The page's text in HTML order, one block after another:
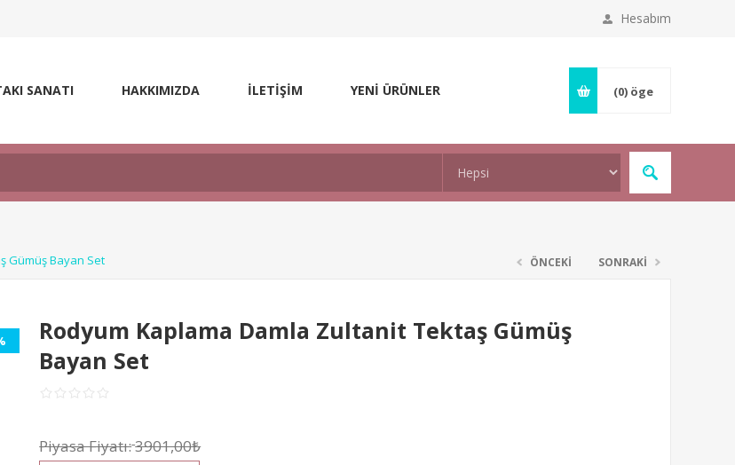
Hesabım
SANATI HAKKIMIZDA İLETİŞİM YENİ ÜRÜNLER (0) öge
Gümüş Bayan Set ÖNCEKİ SONRAKİ
Rodyum Kaplama Damla Zultanit Tektaş Gümüş
Bayan Set
Piyasa Fiyatı:3901,00₺